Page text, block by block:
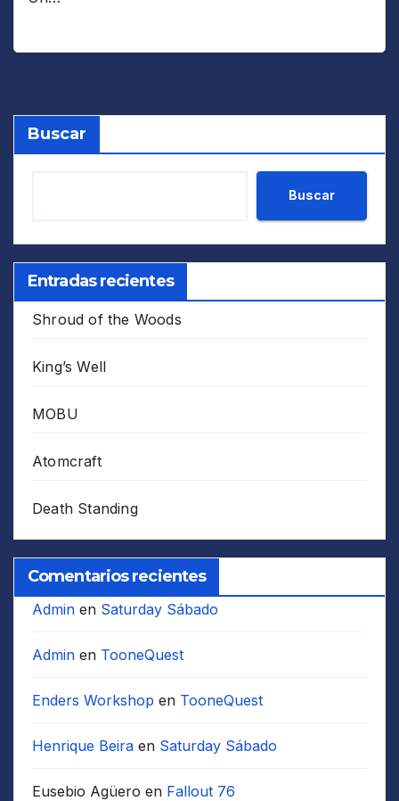
Buscar
Buscar
Entradas recientes
Shroud of the Woods
King’s Well
MOBU
Atomcraft
Death Standing
Comentarios recientes
Admin en Saturday Sábado
Admin en TooneQuest
Enders Workshop en TooneQuest
Henrique Beira en Saturday Sábado
Eusebio Agüero en Fallout 76